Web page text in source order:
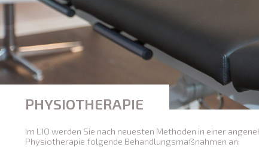
PHYSIOTHERAPIE
Im L’IO werden Sie nach neuesten Methoden in einer
Physiotherapie folgende Behandlungsmaßnahmen an: